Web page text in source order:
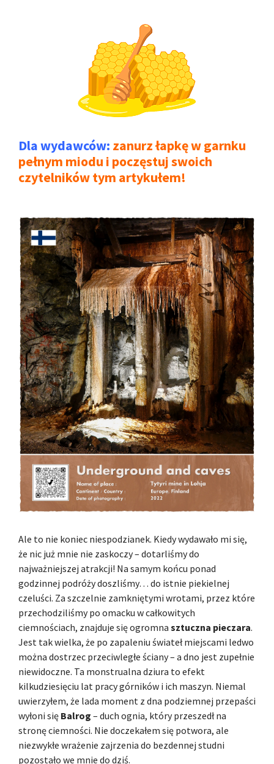
Dla wydawców: zanurz łapkę w garnku
pełnym miodu i poczęstuj swoich
czytelników tym artykułem!
Ale to nie koniec niespodzianek. Kiedy wydawało mi się,
że nic już mnie nie zaskoczy – dotarliśmy do
najważniejszej atrakcji! Na samym końcu ponad
godzinnej podróży doszliśmy… do istnie piekielnej
czeluści. Za szczelnie zamkniętymi wrotami, przez które
przechodziliśmy po omacku w całkowitych
ciemnościach, znajduje się ogromna sztuczna pieczara.
Jest tak wielka, że po zapaleniu świateł miejscami ledwo
można dostrzec przeciwległe ściany – a dno jest zupełnie
niewidoczne. Ta monstrualna dziura to efekt
kilkudziesięciu lat pracy górników i ich maszyn. Niemal
uwierzyłem, że lada moment z dna podziemnej przepaści
wyłoni się Balrog – duch ognia, który przeszedł na
stronę ciemności. Nie doczekałem się potwora, ale
niezwykłe wrażenie zajrzenia do bezdennej studni
pozostało we mnie do dziś.